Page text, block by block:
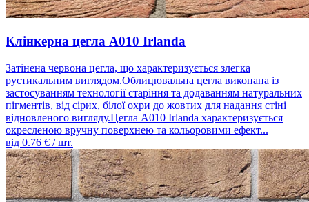
Клінкерна цегла A010 Irlanda
Затінена червона цегла, що характеризується злегка
рустикальним виглядом.Облицювальна цегла виконана із
застосуванням технології старіння та додаванням натуральних
пігментів, від сірих, білої охри до жовтих для надання стіні
відновленого вигляду.Цегла A010 Irlanda характеризується
окресленою вручну поверхнею та кольоровими ефект...
від 0.76 € / шт.